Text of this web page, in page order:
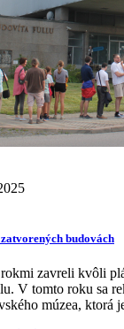
budovách
zavreli kvôli
V tomto roku sa
múzea, ktorá